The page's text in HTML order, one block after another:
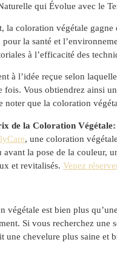
qui Évolue avec le
la coloration végétale gagne
pour la santé et
à l’efficacité des
à l’idée reçue selon
fois. Vous obtiendrez ainsi
noter que la coloration
de la Coloration Végétale:
, une coloration
avant la pose de la couleur,
et revitalisés. Venez
végétale est bien plus
Si vous recherchez
une chevelure plus saine et